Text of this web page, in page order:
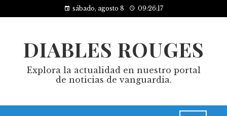
sábado, agosto 8 09:26:18
DIABLES ROUGES
Explora la actualidad en nuestro portal
de noticias de vanguardia.